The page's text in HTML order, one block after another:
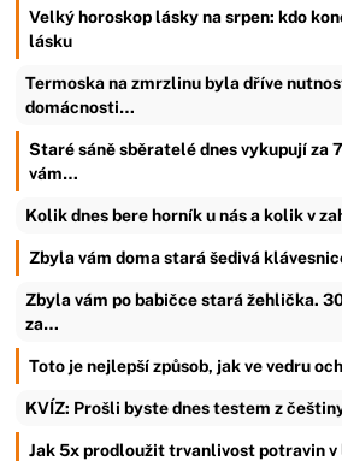
Velký horoskop lásky na srpen: kdo
lásku
Termoska na zmrzlinu byla dříve
domácnosti…
Staré sáně sběratelé dnes vykupují za
vám…
Kolik dnes bere horník u nás a kolik v
Zbyla vám doma stará šedivá
Zbyla vám po babičce stará žehlička.
za…
Toto je nejlepší způsob, jak ve vedru
KVÍZ: Prošli byste dnes testem z
Jak 5x prodloužit trvanlivost potravin